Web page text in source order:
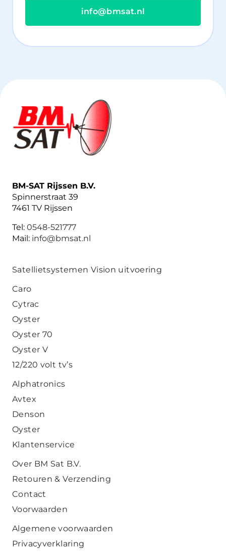
info@bmsat.nl
BM-SAT Rijssen B.V.
Spinnerstraat 39
7461 TV Rijssen
Tel: 0548-521777
Mail: info@bmsat.nl
Satellietsystemen Vision uitvoering
Caro
Cytrac
Oyster
Oyster 70
Oyster V
12/220 volt tv’s
Alphatronics
Avtex
Denson
Oyster
Klantenservice
Over BM Sat B.V.
Retouren & Verzending
Contact
Voorwaarden
Algemene voorwaarden
Privacyverklaring